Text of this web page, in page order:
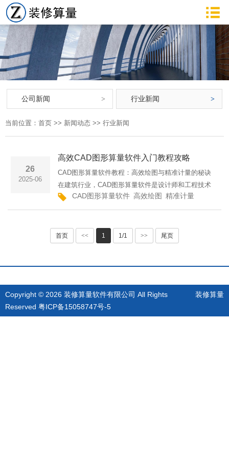
公司新闻 行业新闻
当前位置： 首页 >> 新闻动态 >> 行业新闻
26
2025-06
高效CAD图形算量软件入门教程攻略
CAD图形算量软件教程：高效绘图与精准计量的秘诀
在建筑行业，CAD图形算量软件是设计师和工程技术
人员不可或缺的工具。它不仅能够帮助我们高效地完
成绘图任务，还能确保工程计量的精准度。本文将为
CAD图形算量软件 高效绘图 精准计量
首页 << 1 1/1 >> 尾页
装修算量
Copyright © 2026 装修算量软件有限公司 All Rights
Reserved 粤ICP备15058747号-5